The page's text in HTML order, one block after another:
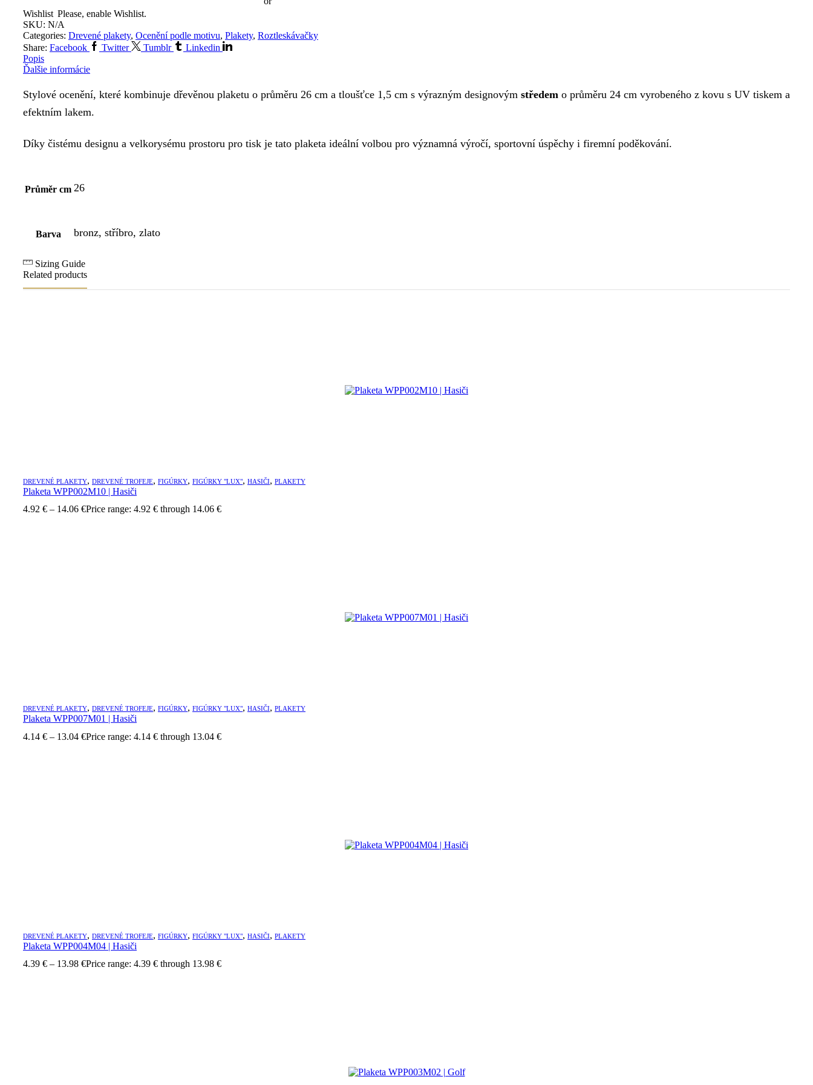
Wishlist Please, enable Wishlist.
SKU: N/A
Categories: Drevené plakety, Ocenění podle motivu, Plakety, Roztleskávačky
Share: Facebook Twitter Tumblr
Linkedin
Popis
Ďalšie informácie
Stylové ocenění, které kombinuje dřevěnou plaketu o průměru 26 cm a tloušťce 1,5 cm s výrazným designovým středem o průměru 24 cm vyrobeného z kovu s UV tiskem a
efektním lakem.
Díky čistému designu a velkorysému prostoru pro tisk je tato plaketa ideální volbou pro významná výročí, sportovní úspěchy i firemní poděkování.
Průměr cm 26
Barva bronz, stříbro, zlato
Sizing Guide
Related products
DREVENÉ PLAKETY, DREVENÉ TROFEJE, FIGÚRKY, FIGÚRKY "LUX", HASIČI, PLAKETY
Plaketa WPP002M10 | Hasiči
4.92 € – 14.06 €Price range: 4.92 € through 14.06 €
DREVENÉ PLAKETY, DREVENÉ TROFEJE, FIGÚRKY, FIGÚRKY "LUX", HASIČI, PLAKETY
Plaketa WPP007M01 | Hasiči
4.14 € – 13.04 €Price range: 4.14 € through 13.04 €
DREVENÉ PLAKETY, DREVENÉ TROFEJE, FIGÚRKY, FIGÚRKY "LUX", HASIČI, PLAKETY
Plaketa WPP004M04 | Hasiči
4.39 € – 13.98 €Price range: 4.39 € through 13.98 €